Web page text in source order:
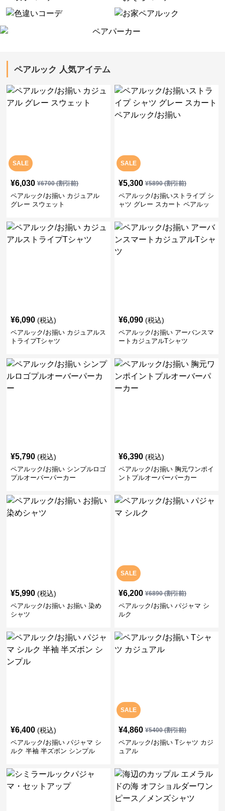
ペアルック 人気アイテム
SALE
¥6,030 ¥6700(割引前)
ペアルック/お揃い カジュアル
グレー スウェット
SALE
¥5,300 ¥5890(割引前)
ペアルック/お揃いストライプ シ
ャツ グレー スカート ペアルッ
¥6,090 (税込)
ペアルック/お揃い カジュアルス
トライプTシャツ
¥6,090 (税込)
ペアルック/お揃い アーバンスマ
ートカジュアルTシャツ
¥5,790 (税込)
ペアルック/お揃い シンプルロゴ
プルオーバーパーカー
¥6,390 (税込)
ペアルック/お揃い 胸元ワンポイ
ントプルオーバーパーカー
¥5,990 (税込)
ペアルック/お揃い お揃い 染め
シャツ
SALE
¥6,200 ¥6890(割引前)
ペアルック/お揃い パジャマ シ
ルク
¥6,400 (税込)
ペアルック/お揃い パジャマ シ
ルク 半袖 半ズボン シンプル
SALE
¥4,860 ¥5400(割引前)
ペアルック/お揃い Tシャツ カジ
ュアル